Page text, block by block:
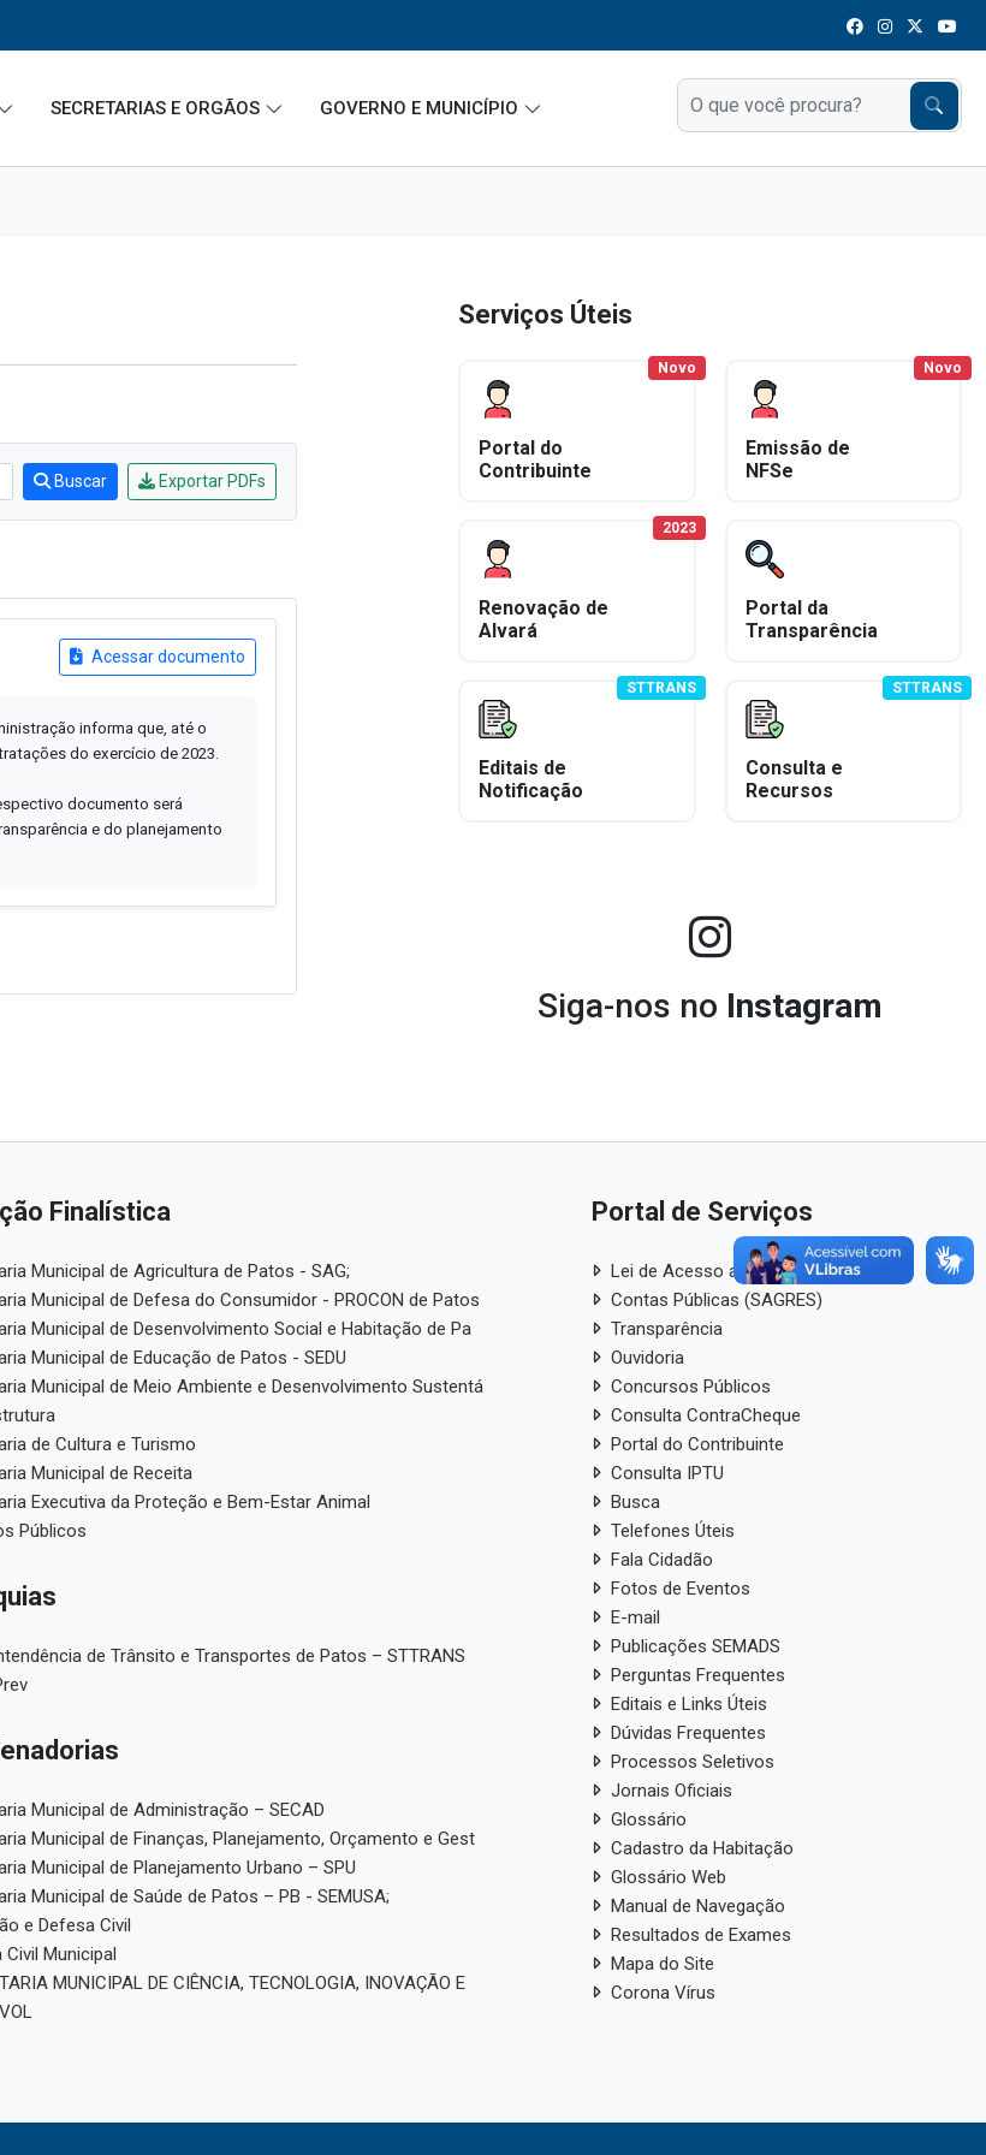
SECRETARIAS E ORGÃOS GOVERNO E MUNICÍPIO
Buscar Exportar PDFs
Acessar documento
informa que, até o
do exercício de 2023.
documento será
e do planejamento
Serviços Úteis
Portal do
Contribuinte
Novo
Emissão de
NFSe
Novo
Renovação de
Alvará
2023
Portal da
Transparência
Editais de
Notificação
STTRANS
Consulta e
Recursos
STTRANS
Siga-nos no Instagram
Finalística
Municipal de Agricultura de Patos - SAG;
Municipal de Defesa do Consumidor - PROCON de Patos
Municipal de Desenvolvimento Social e Habitação de Pa
Municipal de Educação de Patos - SEDU
Municipal de Meio Ambiente e Desenvolvimento Sustentá
de Cultura e Turismo
Municipal de Receita
Executiva da Proteção e Bem-Estar Animal
Públicos
de Trânsito e Transportes de Patos – STTRANS
Municipal de Administração – SECAD
Municipal de Finanças, Planejamento, Orçamento e Gest
Municipal de Planejamento Urbano – SPU
Municipal de Saúde de Patos – PB - SEMUSA;
e Defesa Civil
Civil Municipal
MUNICIPAL DE CIÊNCIA, TECNOLOGIA, INOVAÇÃO E
Portal de Serviços
Lei de Acesso a Informação
Contas Públicas (SAGRES)
Transparência
Ouvidoria
Concursos Públicos
Consulta ContraCheque
Portal do Contribuinte
Consulta IPTU
Busca
Telefones Úteis
Fala Cidadão
Fotos de Eventos
E-mail
Publicações SEMADS
Perguntas Frequentes
Editais e Links Úteis
Dúvidas Frequentes
Processos Seletivos
Jornais Oficiais
Glossário
Cadastro da Habitação
Glossário Web
Manual de Navegação
Resultados de Exames
Mapa do Site
Corona Vírus